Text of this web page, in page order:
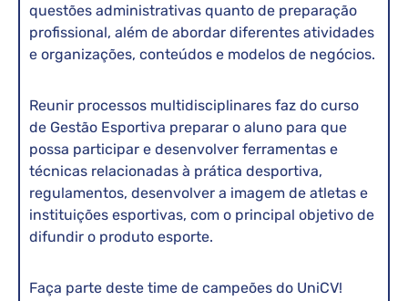
questões administrativas quanto de preparação
profissional, além de abordar diferentes atividades
e organizações, conteúdos e modelos de negócios.
Reunir processos multidisciplinares faz do curso
de Gestão Esportiva preparar o aluno para que
possa participar e desenvolver ferramentas e
técnicas relacionadas à prática desportiva,
regulamentos, desenvolver a imagem de atletas e
instituições esportivas, com o principal objetivo de
difundir o produto esporte.
Faça parte deste time de campeões do UniCV!